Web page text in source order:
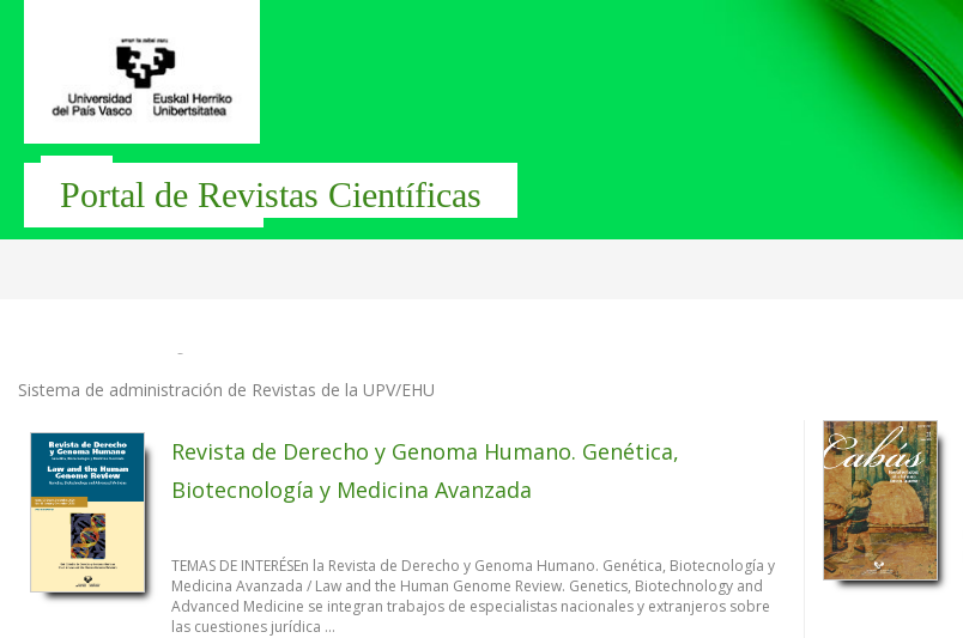
Portal de Revistas Científicas
Sistema de administración de Revistas de la UPV/EHU
Revista de Derecho y Genoma Humano. Genética,
Biotecnología y Medicina Avanzada
TEMAS DE INTERÉSEn la Revista de Derecho y Genoma Humano. Genética, Biotecnología y
Medicina Avanzada / Law and the Human Genome Review. Genetics, Biotechnology and
Advanced Medicine se integran trabajos de especialistas nacionales y extranjeros sobre
las cuestiones jurídica ...